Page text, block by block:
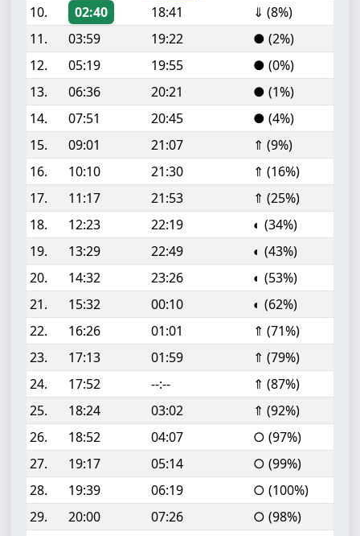
10.
02:40 18:41
⇓ (8%)
11.
03:59 19:22
● (2%)
12.
05:19 19:55
● (0%)
13.
06:36 20:21
● (1%)
14.
07:51 20:45
● (4%)
15.
09:01 21:07
⇑ (9%)
16.
10:10 21:30
⇑ (16%)
17.
11:17 21:53
⇑ (25%)
18.
12:23 22:19
◐ (34%)
19.
13:29 22:49
◐ (43%)
20.
14:32 23:26
◐ (53%)
21.
15:32 00:10
◐ (62%)
22.
16:26 01:01
⇑ (71%)
23.
17:13 01:59
⇑ (79%)
24.
17:52 --:--
⇑ (87%)
25.
18:24 03:02
⇑ (92%)
26.
18:52 04:07
○ (97%)
27.
19:17 05:14
○ (99%)
28.
19:39 06:19
○ (100%)
29.
20:00 07:26
○ (98%)